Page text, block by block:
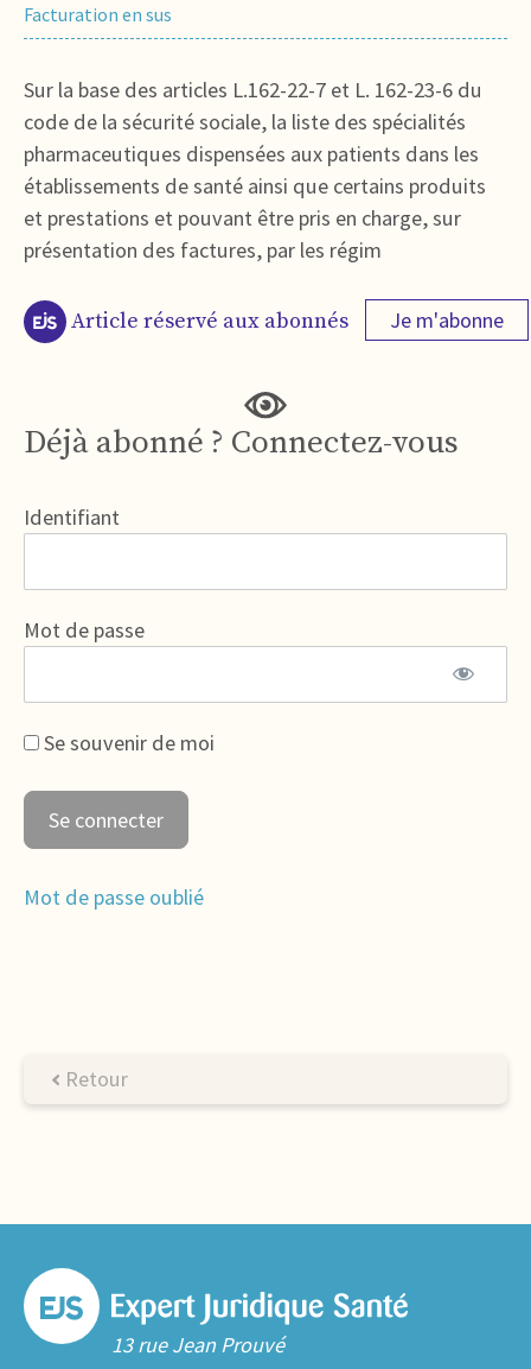
Facturation en sus
Sur la base des articles L.162-22-7 et L. 162-23-6 du
code de la sécurité sociale, la liste des spécialités
pharmaceutiques dispensées aux patients dans les
établissements de santé ainsi que certains produits
et prestations et pouvant être pris en charge, sur
présentation des factures, par les régim
Article réservé aux abonnés Je m'abonne
Déjà abonné ? Connectez-vous
Identifiant
Mot de passe
Se souvenir de moi
Mot de passe oublié
Retour
13 rue Jean Prouvé